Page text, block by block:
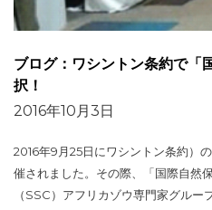
ブログ：ワシントン条約で「
択！
2016年10月3日
2016年9月25日にワシントン条約）
催されました。その際、「国際自然
（SSC）アフリカゾウ専門家グルー